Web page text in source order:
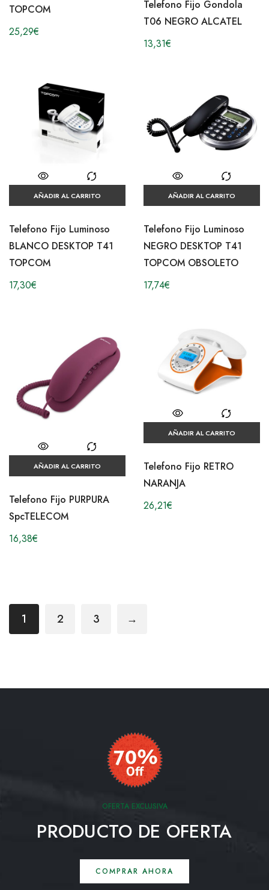
TOPCOM
25,29€
Telefono Fijo Gondola
T06 NEGRO ALCATEL
13,31€
AÑADIR AL CARRITO
Telefono Fijo Luminoso
BLANCO DESKTOP T41
TOPCOM
17,30€
AÑADIR AL CARRITO
Telefono Fijo Luminoso
NEGRO DESKTOP T41
TOPCOM OBSOLETO
17,74€
AÑADIR AL CARRITO
Telefono Fijo PURPURA
SpcTELECOM
16,38€
AÑADIR AL CARRITO
Telefono Fijo RETRO
NARANJA
26,21€
1 2 3 →
OFERTA EXCLUSIVA
PRODUCTO DE OFERTA
COMPRAR AHORA